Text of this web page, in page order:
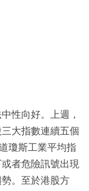
性向好。上週，
大指數連續五個
瓊斯工業平均指
者危險訊號出現
。至於港股方